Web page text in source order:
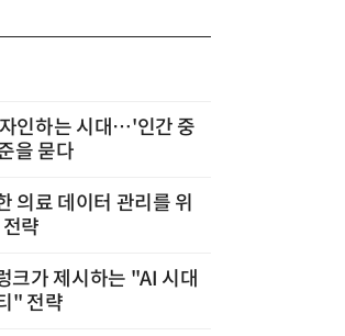
인하는 시대…'인간 중
을 묻다
의료 데이터 관리를 위
략
크가 제시하는 "AI 시대
" 전략